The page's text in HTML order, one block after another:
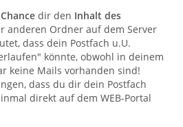
dir den Inhalt des
anderen Ordner auf dem Server
dass dein Postfach u.U.
könnte, obwohl in deinem
keine Mails vorhanden sind!
dass du dir dein Postfach
direkt auf dem WEB-Portal